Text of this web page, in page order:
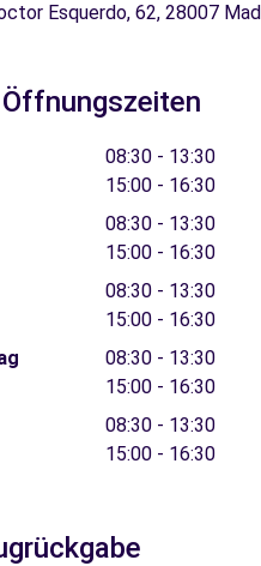
Esquerdo, 62, 28007
08:30 - 13:30
15:00 - 16:30
08:30 - 13:30
15:00 - 16:30
08:30 - 13:30
15:00 - 16:30
08:30 - 13:30
15:00 - 16:30
08:30 - 13:30
15:00 - 16:30